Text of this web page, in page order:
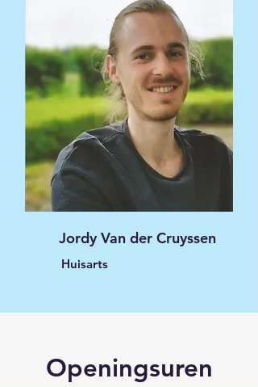
Jordy Van der Cruyssen
Huisarts
Openingsuren